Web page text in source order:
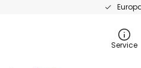
Service